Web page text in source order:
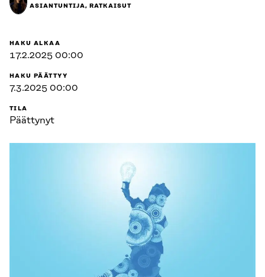
ASIANTUNTIJA, RATKAISUT
HAKU ALKAA
17.2.2025 00:00
HAKU PÄÄTTYY
7.3.2025 00:00
TILA
Päättynyt